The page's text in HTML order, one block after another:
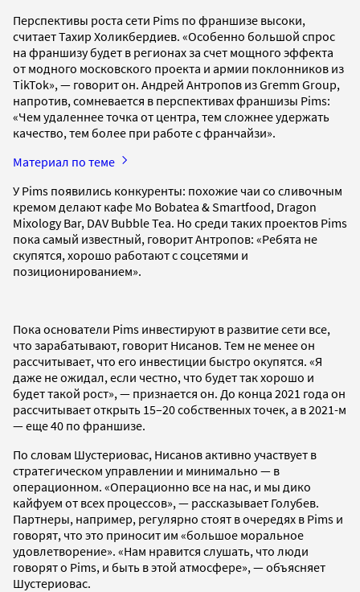
Перспективы роста сети Pims по франшизе высоки,
считает Тахир Холикбердиев. «Особенно большой спрос
на франшизу будет в регионах за счет мощного эффекта
от модного московского проекта и армии поклонников из
TikTok», — говорит он. Андрей Антропов из Gremm Group,
напротив, сомневается в перспективах франшизы Pims:
«Чем удаленнее точка от центра, тем сложнее удержать
качество, тем более при работе с франчайзи».
Материал по теме
У Pims появились конкуренты: похожие чаи со сливочным
кремом делают кафе Mo Bobatea & Smartfood, Dragon
Mixology Bar, DAV Bubble Tea. Но среди таких проектов Pims
пока самый известный, говорит Антропов: «Ребята не
скупятся, хорошо работают с соцсетями и
позиционированием».
Пока основатели Pims инвестируют в развитие сети все,
что зарабатывают, говорит Нисанов. Тем не менее он
рассчитывает, что его инвестиции быстро окупятся. «Я
даже не ожидал, если честно, что будет так хорошо и
будет такой рост», — признается он. До конца 2021 года он
рассчитывает открыть 15–20 собственных точек, а в 2021-м
— еще 40 по франшизе.
По словам Шустериовас, Нисанов активно участвует в
стратегическом управлении и минимально — в
операционном. «Операционно все на нас, и мы дико
кайфуем от всех процессов», — рассказывает Голубев.
Партнеры, например, регулярно стоят в очередях в Pims и
говорят, что это приносит им «большое моральное
удовлетворение». «Нам нравится слушать, что люди
говорят о Pims, и быть в этой атмосфере», — объясняет
Шустериовас.